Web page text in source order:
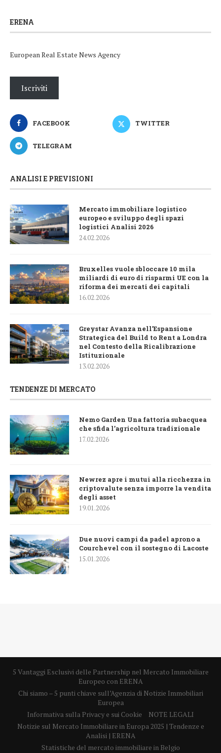
ERENA
European Real Estate News Agency
Iscriviti
FACEBOOK TWITTER
TELEGRAM
ANALISI E PREVISIONI
Mercato immobiliare logistico
europeo e sviluppo degli spazi
logistici Analisi 2026
24.02.2026
Bruxelles vuole sbloccare 10 mila
miliardi di euro di risparmi UE con la
riforma dei mercati dei capitali
16.02.2026
Greystar Avanza nell’Espansione
Strategica del Build to Rent a Londra
nel Contesto della Ricalibrazione
Istituzionale
13.02.2026
TENDENZE DI MERCATO
Nemo Garden Una fattoria subacquea
che sfida l’agricoltura tradizionale
17.02.2026
Newrez apre i mutui alla ricchezza in
criptovalute senza imporre la vendita
degli asset
19.01.2026
Due nuovi campi da padel aprono a
Courchevel con il sostegno di Lacoste
15.01.2026
5 Vantaggi Esclusivi delle Partnership nel Mercato Immobiliare
Europeo con ERENA
Chi siamo – 5 punti chiave sull’Agenzia di Notizie Immobiliari
Europea
Informativa sulla Privacy e sui Cookie
NOTE LEGALI
Notizie sul Mercato Immobiliare in Europa 2025 | Tendenze e
Analisi | ERENA
Statistiche del mercato immobiliare in Belgio